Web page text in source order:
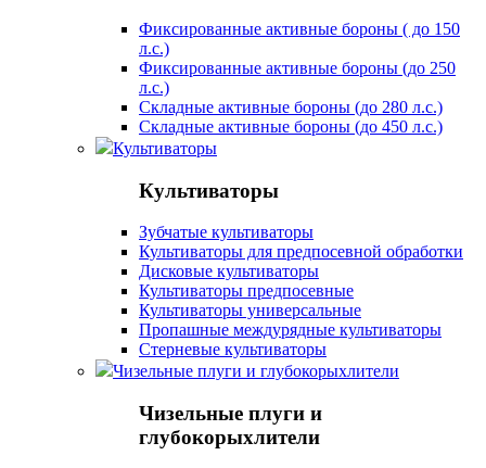
Фиксированные активные бороны ( до 150
л.с.)
Фиксированные активные бороны (до 250
л.с.)
Складные активные бороны (до 280 л.с.)
Складные активные бороны (до 450 л.с.)
Культиваторы
Культиваторы
Зубчатые культиваторы
Культиваторы для предпосевной обработки
Дисковые культиваторы
Культиваторы предпосевные
Культиваторы универсальные
Пропашные междурядные культиваторы
Стерневые культиваторы
Чизельные плуги и глубокорыхлители
Чизельные плуги и
глубокорыхлители